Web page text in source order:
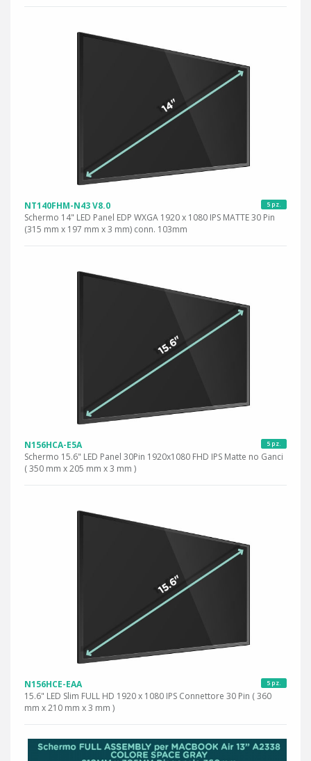
5 pz.
NT140FHM-N43 V8.0
Schermo 14" LED Panel EDP WXGA 1920 x 1080 IPS MATTE 30 Pin
(315 mm x 197 mm x 3 mm) conn. 103mm
5 pz.
N156HCA-E5A
Schermo 15.6" LED Panel 30Pin 1920x1080 FHD IPS Matte no Ganci
( 350 mm x 205 mm x 3 mm )
5 pz.
N156HCE-EAA
15.6" LED Slim FULL HD 1920 x 1080 IPS Connettore 30 Pin ( 360
mm x 210 mm x 3 mm )